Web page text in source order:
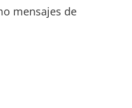
mensajes de